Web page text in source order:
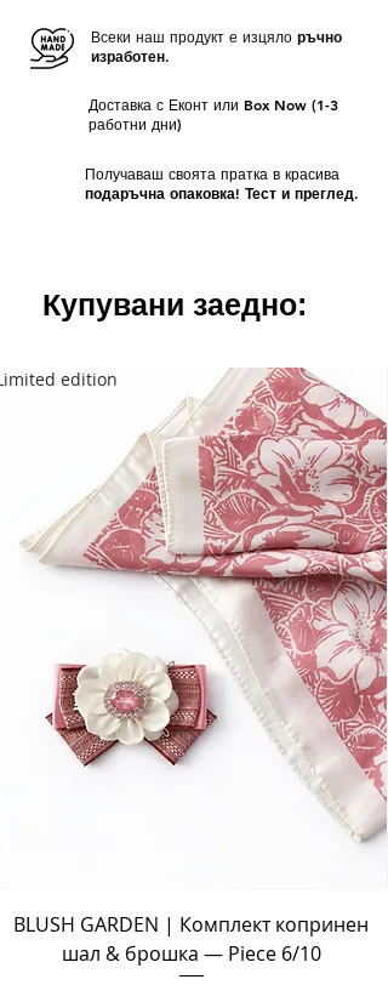
Всеки наш продукт е изцяло ръчно
изработен.
Доставка с Еконт или Box Now (1-3
работни дни)
Получаваш своята пратка в красива
подаръчна опаковка! Тест и преглед.
Купувани заедно:
edition
BLUSH GARDEN | Комплект копринен
шал & брошка — Piece 6/10